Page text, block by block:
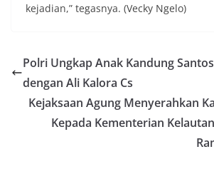
kejadian,” tegasnya. (Vecky Ngelo)
Polri Ungkap Anak Kandung
dengan Ali Kalora Cs
Kejaksaan Agung Menyerahkan
Kepada Kementerian